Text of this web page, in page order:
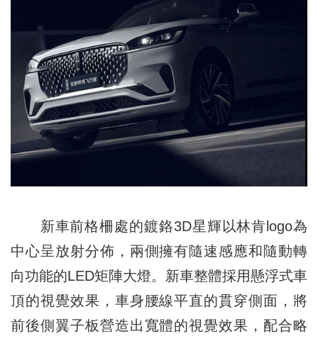
新車前格柵處的鍍鉻3D星輝以林肯logo為
中心呈放射分佈，兩側擁有隨速感應和隨動轉
向功能的LED矩陣大燈。新車整體採用懸浮式車
頂的視覺效果，車身腰線平直的貫穿側面，將
前後側翼子板營造出寬體的視覺效果，配合略